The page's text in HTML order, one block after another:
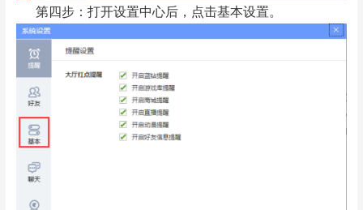
第四步：打开设置中心后，点击基本设置。